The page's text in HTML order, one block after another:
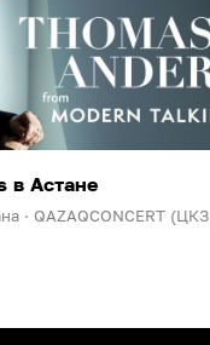
в Астане
· QAZAQCONCERT (ЦКЗ